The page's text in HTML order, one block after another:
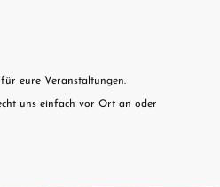
eure Veranstaltungen.
uns einfach vor Ort an oder